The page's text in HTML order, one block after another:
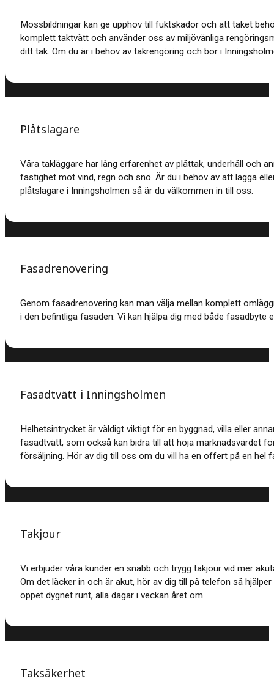
Mossbildningar kan ge upphov till fuktskador och att taket
komplett taktvätt och använder oss av miljövänliga
ditt tak. Om du är i behov av takrengöring och bor i
Plåtslagare
Våra takläggare har lång erfarenhet av plåttak, underhåll och
fastighet mot vind, regn och snö. Är du i behov av att lägga
plåtslagare i Inningsholmen så är du välkommen in till oss.
Fasadrenovering
Genom fasadrenovering kan man välja mellan komplett
i den befintliga fasaden. Vi kan hjälpa dig med både fasadbyte
Fasadtvätt i Inningsholmen
Helhetsintrycket är väldigt viktigt för en byggnad, villa eller
fasadtvätt, som också kan bidra till att höja marknadsvärdet
försäljning. Hör av dig till oss om du vill ha en offert på en hel
Takjour
Vi erbjuder våra kunder en snabb och trygg takjour vid mer
Om det läcker in och är akut, hör av dig till på telefon så
öppet dygnet runt, alla dagar i veckan året om.
Taksäkerhet